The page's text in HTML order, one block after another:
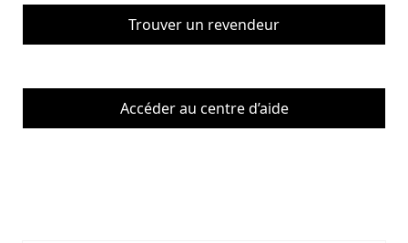
Trouver un revendeur
Accéder au centre d’aide